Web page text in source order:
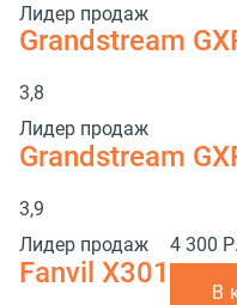
Лидер продаж
Grandstream
3,8
Лидер продаж
Grandstream
3,9
Лидер продаж
Fanvil X301
4 300 Р.
В